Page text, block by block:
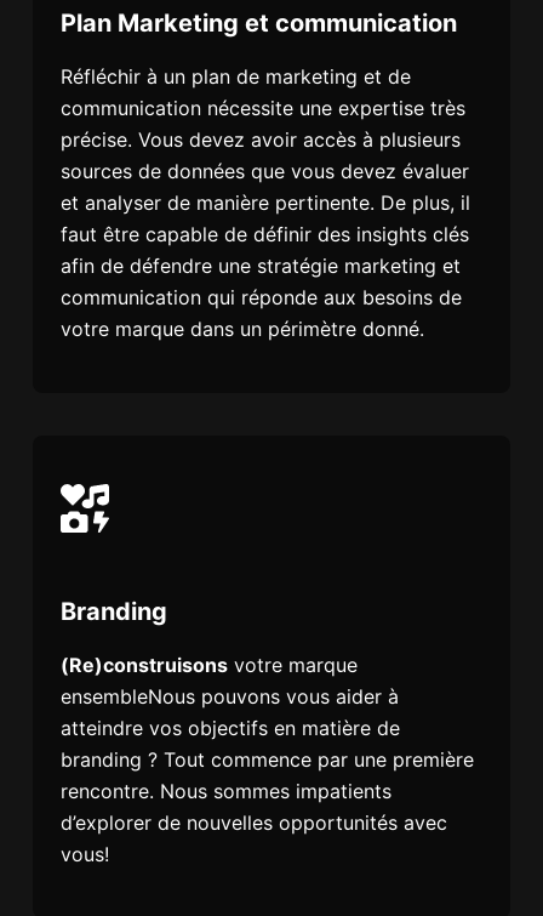
Plan Marketing et communication
Réfléchir à un plan de marketing et de
communication nécessite une expertise très
précise. Vous devez avoir accès à plusieurs
sources de données que vous devez évaluer
et analyser de manière pertinente. De plus, il
faut être capable de définir des insights clés
afin de défendre une stratégie marketing et
communication qui réponde aux besoins de
votre marque dans un périmètre donné.
Branding
(Re)construisons votre marque
ensembleNous pouvons vous aider à
atteindre vos objectifs en matière de
branding ? Tout commence par une première
rencontre. Nous sommes impatients
d’explorer de nouvelles opportunités avec
vous!